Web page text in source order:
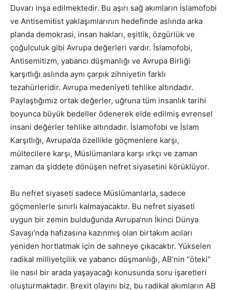
Duvarı inşa edilmektedir. Bu aşırı sağ akımların İslamofobi
ve Antisemitist yaklaşımlarının hedefinde aslında arka
planda demokrasi, insan hakları, eşitlik, özgürlük ve
çoğulculuk gibi Avrupa değerleri vardır. İslamofobi,
Antisemitizm, yabancı düşmanlığı ve Avrupa Birliği
karşıtlığı aslında aynı çarpık zihniyetin farklı
tezahürleridir. Avrupa medeniyeti tehlike altındadır.
Paylaştığımız ortak değerler, uğruna tüm insanlık tarihi
boyunca büyük bedeller ödenerek elde edilmiş evrensel
insani değerler tehlike altındadır. İslamofobi ve İslam
Karşıtlığı, Avrupa’da özellikle göçmenlere karşı,
mültecilere karşı, Müslümanlara karşı ırkçı ve zaman
zaman da şiddete dönüşen nefret siyasetini körüklüyor.
Bu nefret siyaseti sadece Müslümanlarla, sadece
göçmenlerle sınırlı kalmayacaktır. Bu nefret siyaseti
uygun bir zemin bulduğunda Avrupa’nın İkinci Dünya
Savaşı’nda hafızasına kazınmış olan birtakım acıları
yeniden hortlatmak için de sahneye çıkacaktır. Yükselen
radikal milliyetçilik ve yabancı düşmanlığı, AB’nin “öteki”
ile nasıl bir arada yaşayacağı konusunda soru işaretleri
oluşturmaktadır. Brexit olayını biz, bu radikal akımların AB